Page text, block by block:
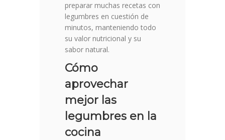
preparar muchas recetas con
legumbres en cuestión de
minutos, manteniendo todo
su valor nutricional y su
sabor natural.
Cómo
aprovechar
mejor las
legumbres en la
cocina